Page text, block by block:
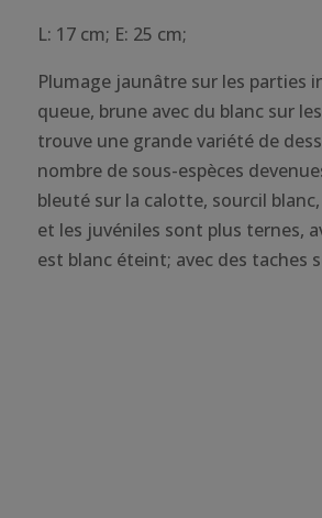
L: 17 cm; E: 25 cm;
Plumage jaunâtre sur les parties
queue, brune avec du blanc sur
trouve une grande variété de
nombre de sous-espèces
bleuté sur la calotte, sourcil
et les juvéniles sont plus ternes,
est blanc éteint; avec des taches